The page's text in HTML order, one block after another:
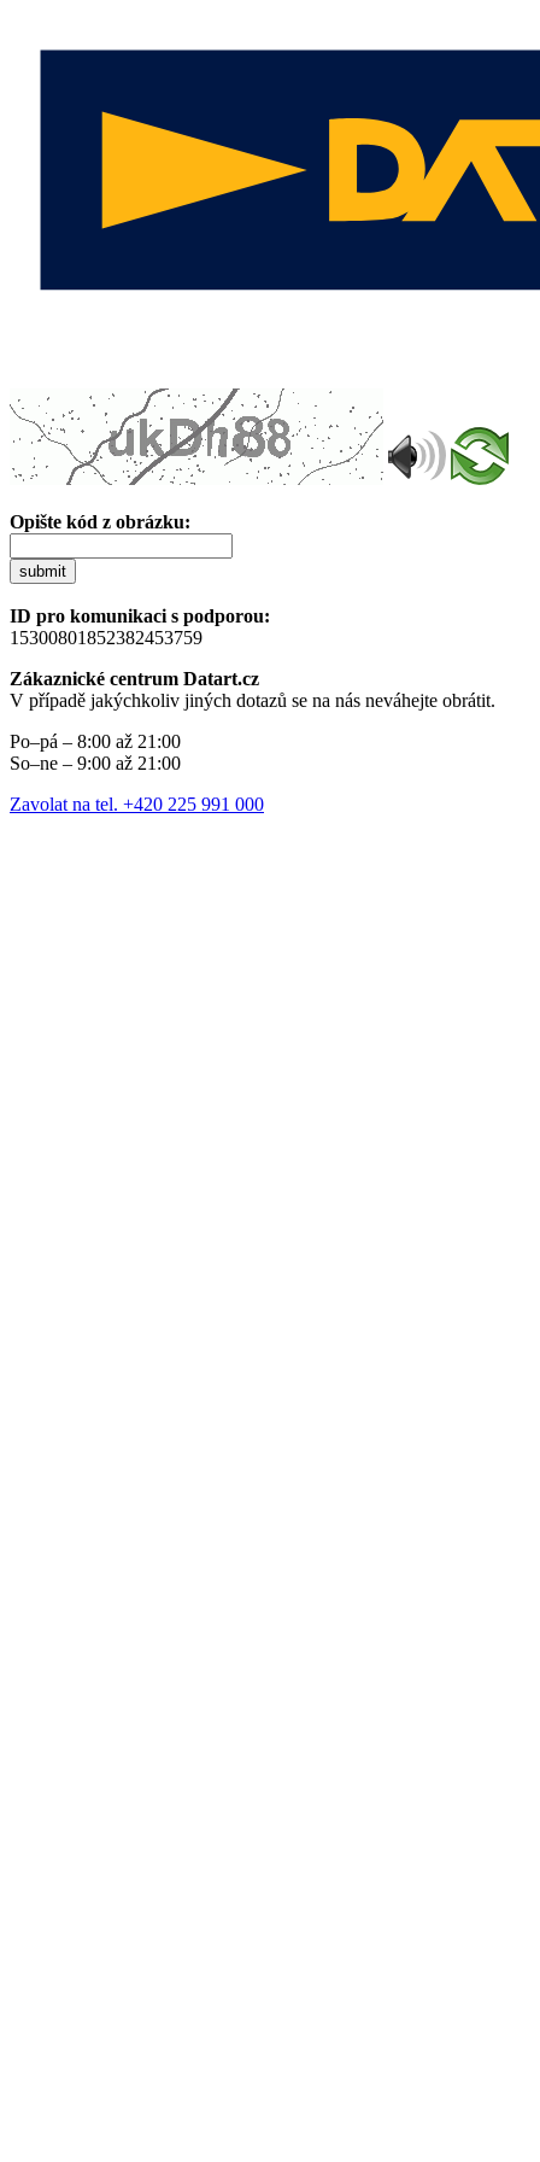
Opište kód z obrázku:
submit
ID pro komunikaci s podporou:
15300801852382453759
Zákaznické centrum Datart.cz
V případě jakýchkoliv jiných dotazů se na nás neváhejte obrátit.
Po–pá – 8:00 až 21:00
So–ne – 9:00 až 21:00
Zavolat na tel. +420 225 991 000